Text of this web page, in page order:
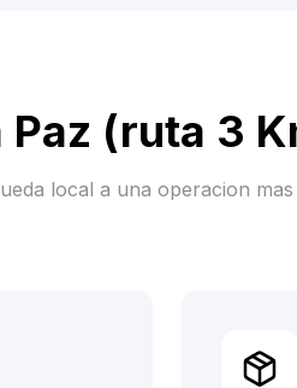
Paz (ruta 3
local a una operacion mas